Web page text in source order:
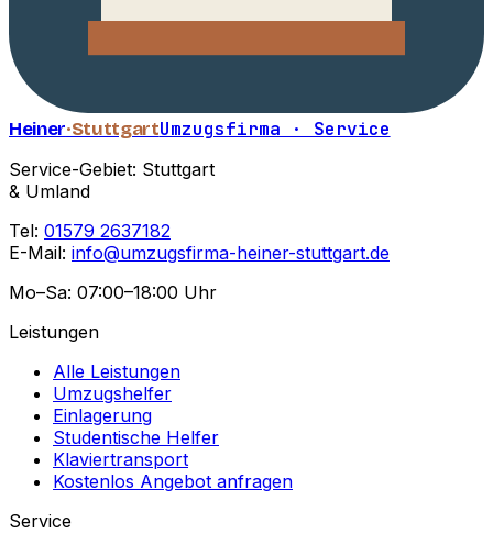
Heiner·StuttgartUmzugsfirma · Service
Service-Gebiet: Stuttgart
& Umland
Tel: 01579 2637182
E-Mail: info@umzugsfirma-heiner-stuttgart.de
Mo–Sa: 07:00–18:00 Uhr
Leistungen
Alle Leistungen
Umzugshelfer
Einlagerung
Studentische Helfer
Klaviertransport
Kostenlos Angebot anfragen
Service